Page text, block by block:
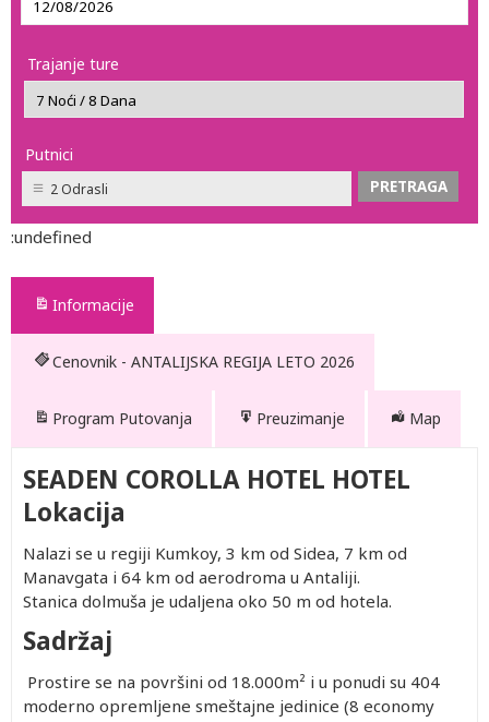
Trajanje ture
Putnici
2 Odrasli
:undefined
Informacije
Cenovnik - ANTALIJSKA REGIJA LETO 2026
Program Putovanja Preuzimanje Map
SEADEN COROLLA HOTEL HOTEL
Lokacija
Nalazi se u regiji Kumkoy, 3 km od Sidea, 7 km od
Manavgata i 64 km od aerodroma u Antaliji.
Stanica dolmuša je udaljena oko 50 m od hotela.
Sadržaj
Prostire se na površini od 18.000m² i u ponudi su 404
moderno opremljene smeštajne jedinice (8 economy